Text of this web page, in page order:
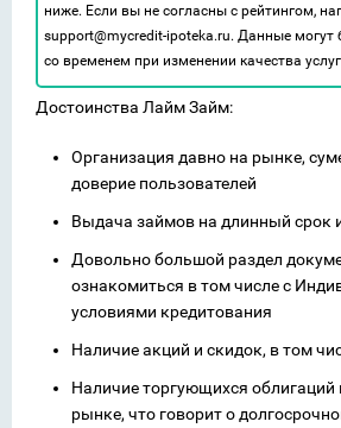
ниже. Если вы не согласны с рейтингом,
support@mycredit-ipoteka.ru. Данные могут
со временем при изменении качества
Достоинства Лайм Займ:
Организация давно на рынке,
доверие пользователей
Выдача займов на длинный срок
Довольно большой раздел
ознакомиться в том числе с
условиями кредитования
Наличие акций и скидок, в том
Наличие торгующихся
рынке, что говорит о